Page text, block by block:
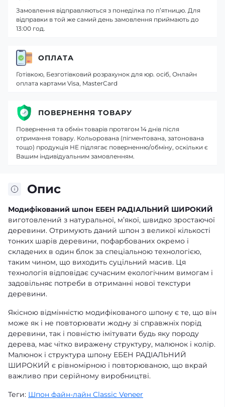
Опис
Модифікований шпон ЕБЕН РАДІАЛЬНИЙ ШИРОКИЙ
виготовлений з натуральної, м’якої, швидко зростаючої
деревини. Отримують даний шпон з великої кількості
тонких шарів деревини, пофарбованих окремо і
складених в один блок за спеціальною технологією,
таким чином, що виходить суцільний масив. Ця
технологія відповідає сучасним екологічним вимогам і
задовільняє потреби в отриманні нової текстури
деревини.
Якісною відмінністю модифікованого шпону є те, що він
може як і не повторювати жодну зі справжніх порід
деревини, так і повністю імітувати будь яку породу
дерева, має чітко виражену структуру, малюнок і колір.
Малюнок і структура шпону ЕБЕН РАДІАЛЬНИЙ
ШИРОКИЙ є рівномірною і повторюваною, що вкрай
важливо при серійному виробництві.
Теги: Шпон файн-лайн Classic Veneer
Замовлення відправляються з понеділка по п’ятницю. Для
відправки в той же самий день замовлення приймають до
13:00 год.
ОПЛАТА
Готівкою, Безготівковий розрахунок для юр. осіб, Онлайн
оплата картами Visa, MasterCard
ПОВЕРНЕННЯ ТОВАРУ
Повернення та обмін товарів протягом 14 днів після
отримання товару. Кольорована (пігментована, затонована
тощо) продукція НЕ підлягає поверненню/обміну, оскільки є
Вашим індивідуальним замовленням.